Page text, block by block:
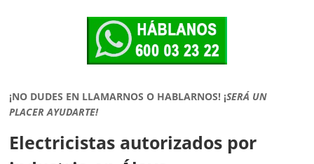
¡NO DUDES EN LLAMARNOS O HABLARNOS! ¡SERÁ UN
PLACER AYUDARTE!
Electricistas autorizados por